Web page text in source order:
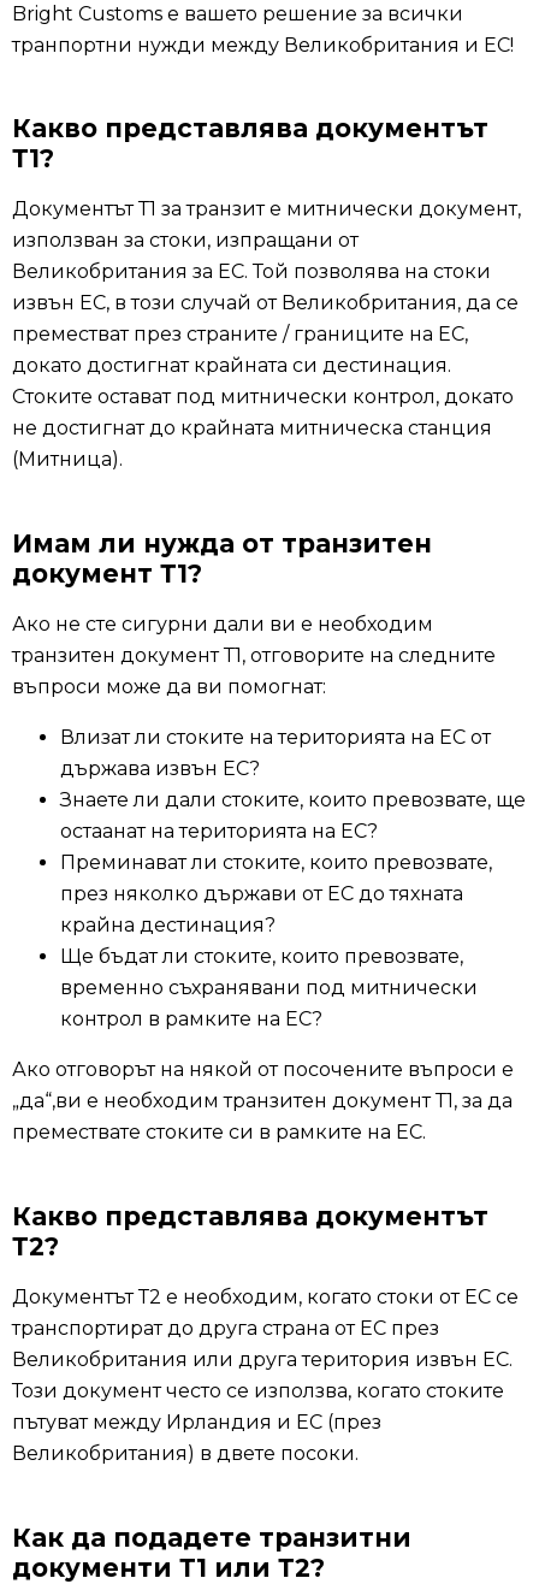
Bright Customs е вашето решение за всички
транпортни нужди между Великобритания и ЕС!
Какво представлява документът
Т1?
Документът Т1 за транзит е митнически документ,
използван за стоки, изпращани от
Великобритания за ЕС. Той позволява на стоки
извън ЕС, в този случай от Великобритания, да се
преместват през страните / границите на ЕС,
докато достигнат крайната си дестинация.
Стоките остават под митнически контрол, докато
не достигнат до крайната митническа станция
(Митница).
Имам ли нужда от транзитен
документ Т1?
Ако не сте сигурни дали ви е необходим
транзитен документ Т1, отговорите на следните
въпроси може да ви помогнат:
Влизат ли стоките на територията на ЕС от
държава извън ЕС?
Знаете ли дали стоките, които превозвате, ще
остаанат на територията на ЕС?
Преминават ли стоките, които превозвате,
през няколко държави от ЕС до тяхната
крайна дестинация?
Ще бъдат ли стоките, които превозвате,
временно съхранявани под митнически
контрол в рамките на ЕС?
Ако отговорът на някой от посочените въпроси е
„да“,ви е необходим транзитен документ Т1, за да
премествате стоките си в рамките на ЕС.
Какво представлява документът
Т2?
Документът Т2 е необходим, когато стоки от ЕС се
транспортират до друга страна от ЕС през
Великобритания или друга територия извън ЕС.
Този документ често се използва, когато стоките
пътуват между Ирландия и ЕС (през
Великобритания) в двете посоки.
Как да подадете транзитни
документи Т1 или Т2?